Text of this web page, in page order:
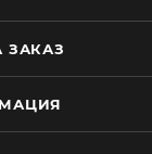
ЗАКАЗ